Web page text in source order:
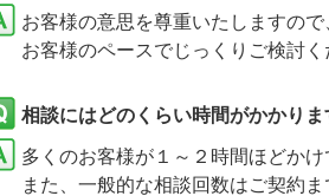
お客様の意思を尊重いたしますの
お客様のペースでじっくりご検討く
相談にはどのくらい時間がかかりま
多くのお客様が１～２時間ほどかけ
また、一般的な相談回数はご契約